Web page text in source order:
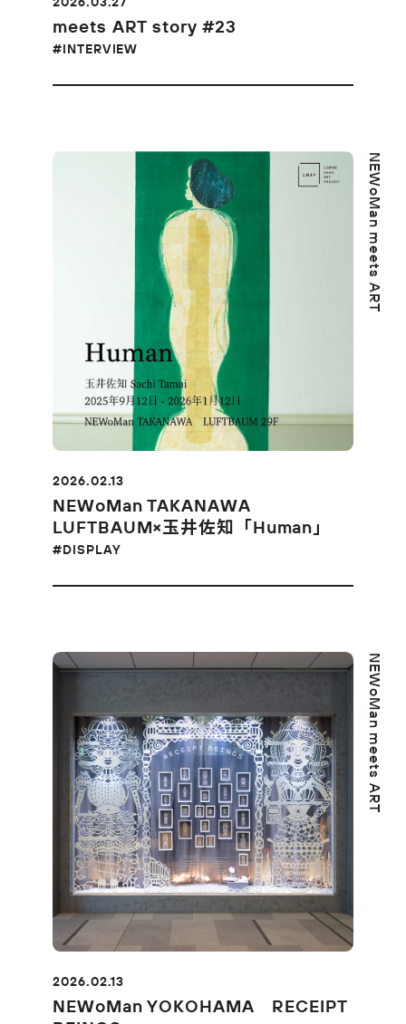
2026.03.27
meets ART story #23
#INTERVIEW
NEWoMan meets ART
2026.02.13
NEWoMan TAKANAWA
LUFTBAUM×玉井佐知「Human」
#DISPLAY
NEWoMan meets ART
2026.02.13
NEWoMan YOKOHAMA RECEIPT